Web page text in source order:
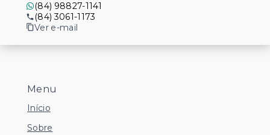
Menu
Início
Sobre
(84) 98827-1141
(84) 3061-1173
Ver e-mail